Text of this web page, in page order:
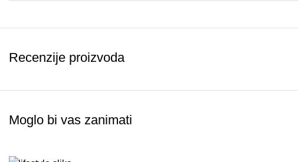
Recenzije proizvoda
Moglo bi vas zanimati